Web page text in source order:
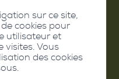
sur ce site,
cookies pour
utilisateur et
visites. Vous
des cookies